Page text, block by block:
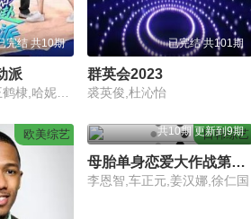
完结 共10期
派
黄明昊,秦霄贤,王鹤棣,哈妮克孜,梁靖康
已完结 共101期
群英会2023
裘英俊,杜沁怡
欧美综艺 日韩综艺
共10期 更新到9期
母胎单身恋爱大作战第二季
李恩智,车正元,姜汉娜,徐仁国